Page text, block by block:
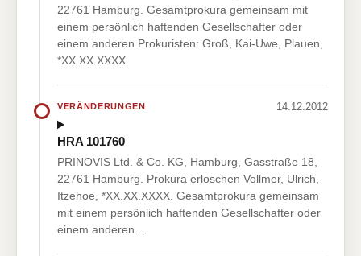
22761 Hamburg. Gesamtprokura gemeinsam mit
einem persönlich haftenden Gesellschafter oder
einem anderen Prokuristen: Groß, Kai-Uwe, Plauen,
*XX.XX.XXXX.
VERÄNDERUNGEN 14.12.2012
HRA 101760
PRINOVIS Ltd. & Co. KG, Hamburg, Gasstraße 18,
22761 Hamburg. Prokura erloschen Vollmer, Ulrich,
Itzehoe, *XX.XX.XXXX. Gesamtprokura gemeinsam
mit einem persönlich haftenden Gesellschafter oder
einem anderen…